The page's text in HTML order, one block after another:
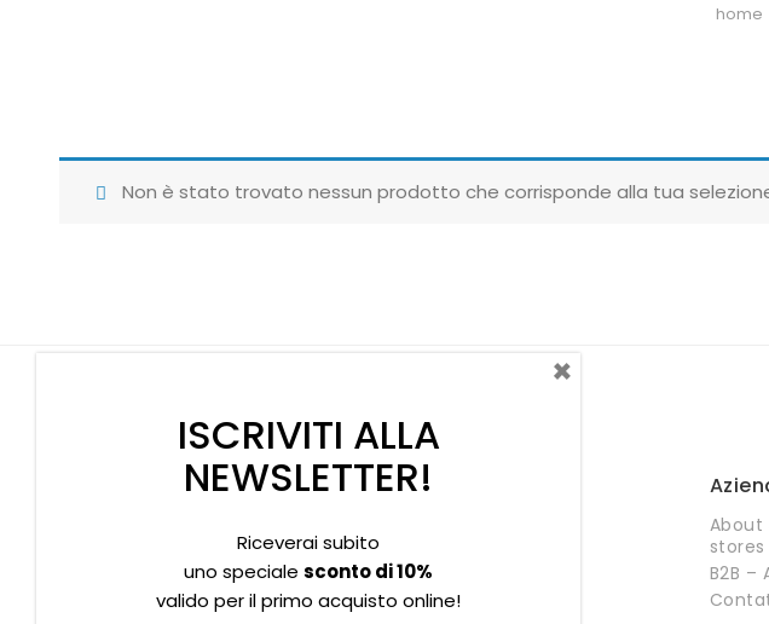
home
Non è stato trovato nessun prodotto che corrisponde alla tua
Privacy policy Informativa Cookies
About
stores
B2B –
ISCRIVITI ALLA
NEWSLETTER!
Riceverai subito
uno speciale sconto di 10%
valido per il primo acquisto online!
×